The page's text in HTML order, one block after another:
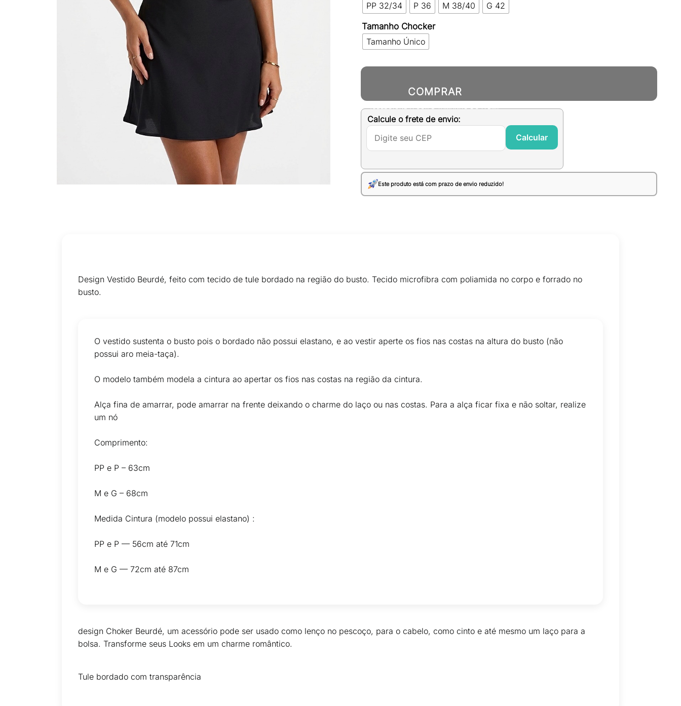
PP 32/34
P 36 M 38/40 G 42
Tamanho Chocker
Tamanho Único
COMPRAR
Calcule o frete de envio:
Calcular
Este produto está com prazo de envio reduzido!
Design Vestido Beurdé, feito com tecido de tule bordado na região do busto. Tecido microfibra com poliamida no corpo e forrado no
busto.
O vestido sustenta o busto pois o bordado não possui elastano, e ao vestir aperte os fios nas costas na altura do busto (não
possui aro meia-taça).
O modelo também modela a cintura ao apertar os fios nas costas na região da cintura.
Alça fina de amarrar, pode amarrar na frente deixando o charme do laço ou nas costas. Para a alça ficar fixa e não soltar, realize
um nó
Comprimento:
PP e P – 63cm
M e G – 68cm
Medida Cintura (modelo possui elastano) :
PP e P — 56cm até 71cm
M e G — 72cm até 87cm
design Choker Beurdé, um acessório pode ser usado como lenço no pescoço, para o cabelo, como cinto e até mesmo um laço para a
bolsa. Transforme seus Looks em um charme romântico.
Tule bordado com transparência